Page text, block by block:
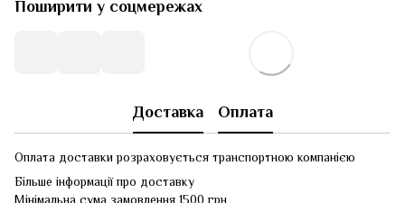
Поширити у соцмережах
Доставка Оплата
Оплата доставки розраховується транспортною компанією
Більше інформації про доставку
Мінімальна сума замовлення 1500 грн